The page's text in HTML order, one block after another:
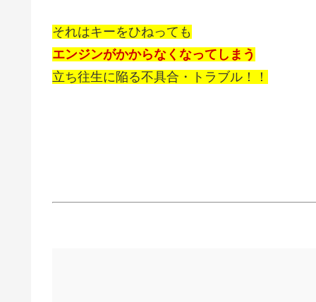
それはキーをひねっても
エンジンがかからなくなってしまう
立ち往生に陥る不具合・トラブル！！